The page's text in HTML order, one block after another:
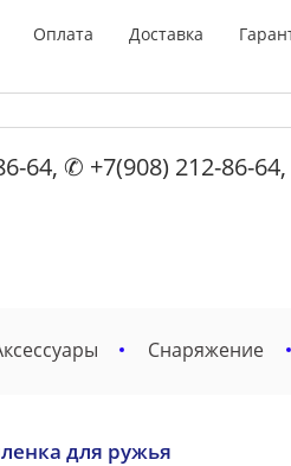
Оплата Доставка
64, ✆ +7(908) 212-86-
Снаряжение
для ружья